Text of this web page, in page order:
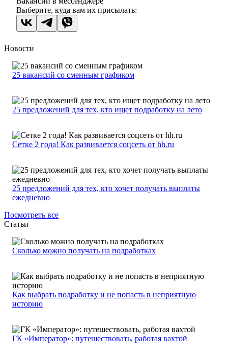
Выберите, куда вам их присылать:
Новости
25 вакансий со сменным графиком
25 предложений для тех, кто ищет подработку на лето
Сетке 2 года! Как развивается соцсеть от hh.ru
25 предложений для тех, кто хочет получать выплаты
ежедневно
Посмотреть все
Статьи
Сколько можно получать на подработках
Как выбрать подработку и не попасть в неприятную
историю
ГК «Император»: путешествовать, работая вахтой